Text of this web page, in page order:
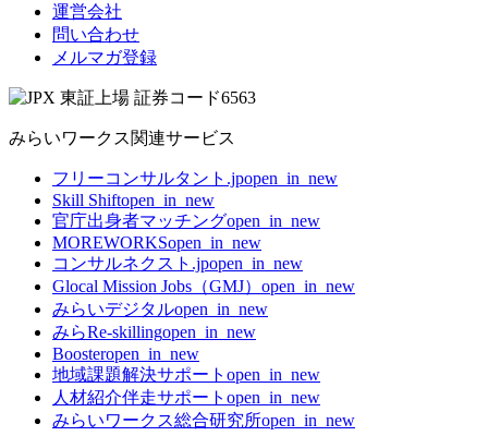
運営会社
問い合わせ
メルマガ登録
みらいワークス関連サービス
フリーコンサルタント.jpopen_in_new
Skill Shiftopen_in_new
官庁出身者マッチングopen_in_new
MOREWORKSopen_in_new
コンサルネクスト.jpopen_in_new
Glocal Mission Jobs（GMJ） open_in_new
みらいデジタルopen_in_new
みらRe-skillingopen_in_new
Boosteropen_in_new
地域課題解決サポート open_in_new
人材紹介伴走サポート open_in_new
みらいワークス総合研究所open_in_new